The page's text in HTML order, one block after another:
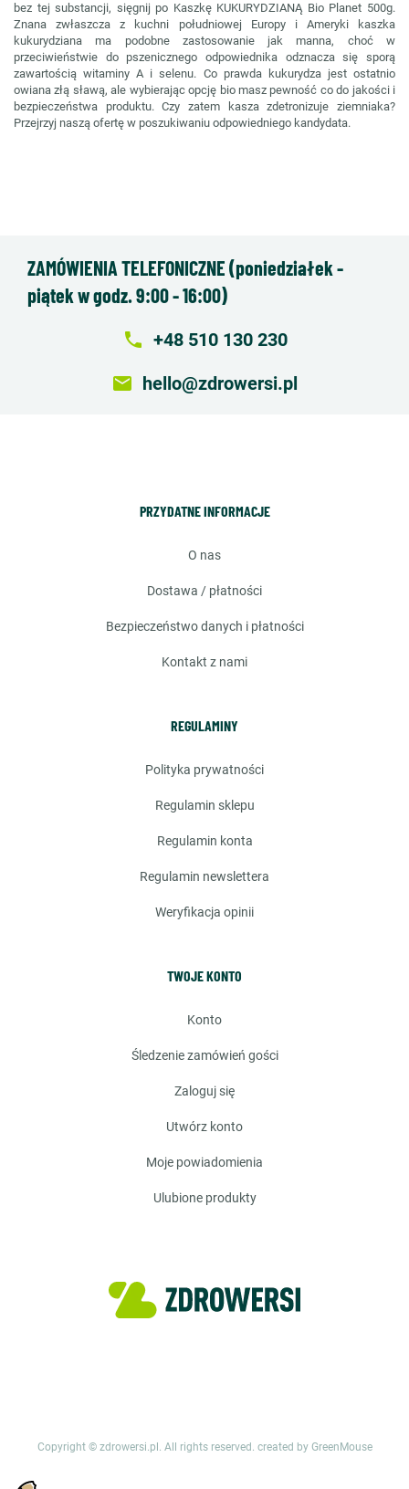
bez tej substancji, sięgnij po Kaszkę KUKURYDZIANĄ Bio Planet 500g.
Znana zwłaszcza z kuchni południowej Europy i Ameryki kaszka
kukurydziana ma podobne zastosowanie jak manna, choć w
przeciwieństwie do pszenicznego odpowiednika odznacza się sporą
zawartością witaminy A i selenu. Co prawda kukurydza jest ostatnio
owiana złą sławą, ale wybierając opcję bio masz pewność co do jakości i
bezpieczeństwa produktu. Czy zatem kasza zdetronizuje ziemniaka?
Przejrzyj naszą ofertę w poszukiwaniu odpowiedniego kandydata.
ZAMÓWIENIA TELEFONICZNE (poniedziałek -
piątek w godz. 9:00 - 16:00)
local_phone +48 510 130 230
email hello@zdrowersi.pl
PRZYDATNE INFORMACJE
o nas
dostawa / płatności
bezpieczeństwo danych i płatności
kontakt z nami
REGULAMINY
polityka prywatności
regulamin sklepu
regulamin konta
regulamin newslettera
weryfikacja opinii
TWOJE KONTO
konto
śledzenie zamówień gości
zaloguj się
utwórz konto
moje powiadomienia
ulubione produkty
Copyright © zdrowersi.pl. All rights reserved. created by GreenMouse